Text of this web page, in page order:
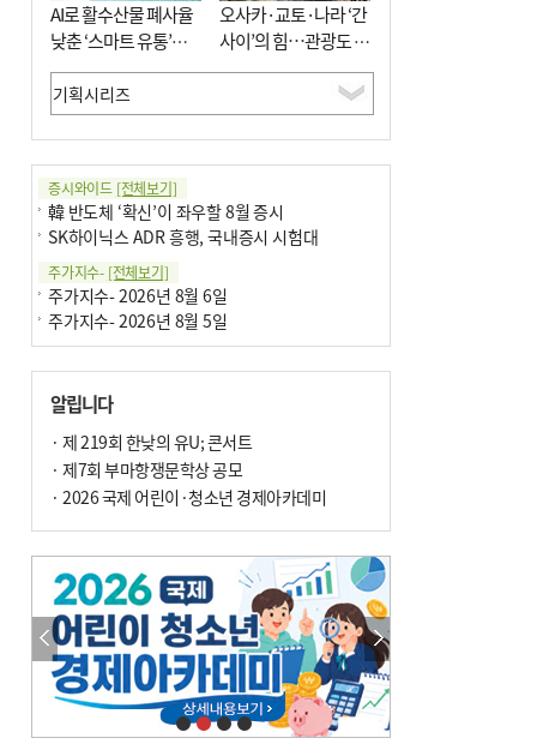
AI로 활수산물 폐사율
낮춘 ‘스마트 유통’…
사막·산악지대 수출
도전
오사카·교토·나라 ‘간
사이’의 힘…관광도 뭉
쳐야 흥한다
증시와이드 [전체보기]
韓 반도체 ‘확신’이 좌우할 8월 증시
SK하이닉스 ADR 흥행, 국내증시 시험대
주가지수- [전체보기]
주가지수- 2026년 8월 6일
주가지수- 2026년 8월 5일
알립니다
· 제 219회 한낮의 유U; 콘서트
· 제7회 부마항쟁문학상 공모
· 2026 국제 어린이·청소년 경제아카데미